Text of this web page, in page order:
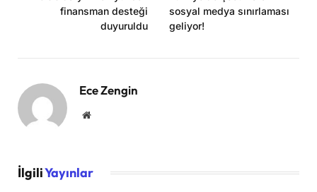
finansman desteği
duyuruldu
sosyal medya sınırlaması
geliyor!
Ece Zengin
Website
İlgiliYayınlar